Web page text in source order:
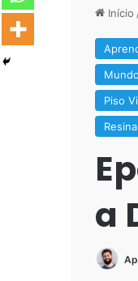
Início
Piso
a